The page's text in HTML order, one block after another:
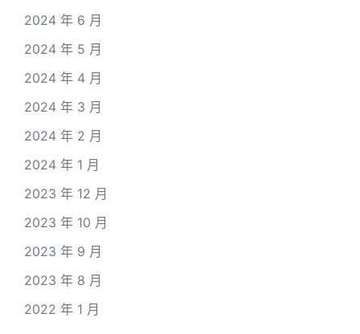
2024 年 6 月
2024 年 5 月
2024 年 4 月
2024 年 3 月
2024 年 2 月
2024 年 1 月
2023 年 12 月
2023 年 10 月
2023 年 9 月
2023 年 8 月
2022 年 1 月